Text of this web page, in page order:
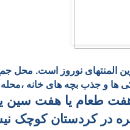
المنتهای نوروز است. محل
ها و جذب بچه های خانه ،محله
طعام یا هفت سین
در کردستان کوچک